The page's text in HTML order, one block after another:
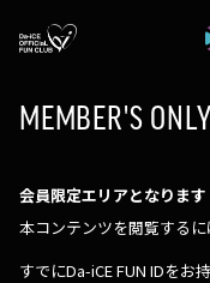
MEMBER'S ONLY
会員限定エリアとなります
本コンテンツを閲覧するに
すでにDa-iCE FUN IDをお